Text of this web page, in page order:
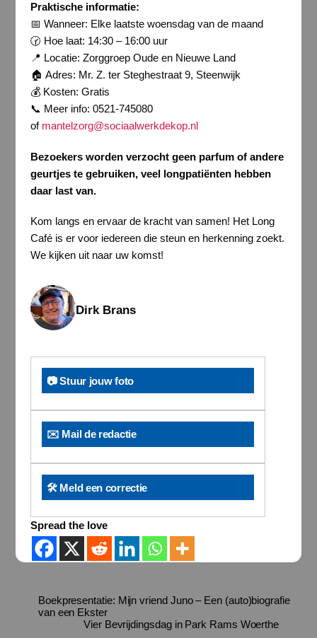
Praktische informatie:
📅 Wanneer: Elke laatste woensdag van de maand
🕝 Hoe laat: 14:30 – 16:00 uur
📍 Locatie: Zorggroep Oude en Nieuwe Land
🏠 Adres: Mr. Z. ter Steghestraat 9, Steenwijk
💰 Kosten: Gratis
📞 Meer info: 0521-745080
of mantelzorg@sociaalwerkdekop.nl
Bezoekers worden verzocht geen parfum of andere
geurtjes te gebruiken, veel longpatiënten hebben
daar lastvan.
Kom langs en ervaar de kracht van samen! Het Long
Café is er voor iedereen die steun en herkenning zoekt.
We kijken uit naar uw komst!
Dirk Brans
📷 Stuur jouw foto
✉️ Mail de redactie
🛠️ Meld een correctie
Spread the love
Boekpresentatie: Mijn vriend Juno – Een (auto)biografie
van een Ekster
Vier Bevrijdingsdag in Park Rams Woerthe